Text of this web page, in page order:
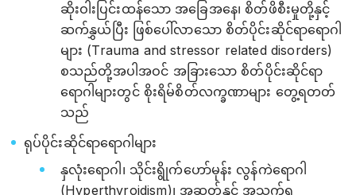
ဆိုးဝါးပြင်းထန်သော အခြေအနေ၊ စိတ်ဖိစီးမှုတို့နှင့်
ဆက်နွှယ်ပြီး ဖြစ်ပေါ်လာသော စိတ်ပိုင်းဆိုင်ရာရောဂါ
များ (Trauma and stressor related disorders)
စသည်တို့အပါအဝင် အခြားသော စိတ်ပိုင်းဆိုင်ရာ
ရောဂါများတွင် စိုးရိမ်စိတ်လက္ခဏာများ တွေ့ရတတ်
သည်
ရုပ်ပိုင်းဆိုင်ရာရောဂါများ
နှလုံးရောဂါ၊ သိုင်းရွိုက်ဟော်မုန်း လွန်ကဲရောဂါ
(Hyperthyroidism)၊ အဆုတ်နှင့် အသက်ရှူ